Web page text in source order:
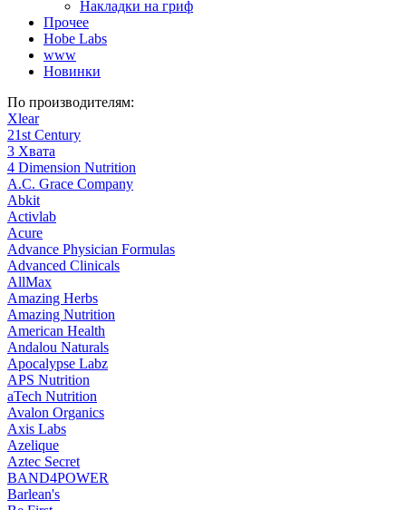
Накладки на гриф
Прочее
Hobe Labs
www
Новинки
По производителям:
Xlear
21st Century
3 Хвата
4 Dimension Nutrition
A.C. Grace Company
Abkit
Activlab
Acure
Advance Physician Formulas
Advanced Clinicals
AllMax
Amazing Herbs
Amazing Nutrition
American Health
Andalou Naturals
Apocalypse Labz
APS Nutrition
aTech Nutrition
Avalon Organics
Axis Labs
Azelique
Aztec Secret
BAND4POWER
Barlean's